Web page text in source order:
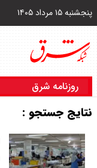
پنجشنبه ۱۵ مرداد ۱۴۰۵
روزنامه شرق
نتایج جستجو :